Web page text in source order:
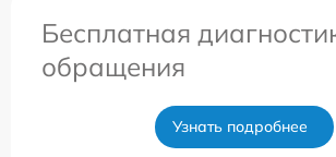
Бесплатная
обращения
Узнать подробнее